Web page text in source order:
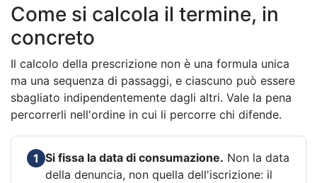
Come si calcola il termine, in
concreto
Il calcolo della prescrizione non è una formula unica
ma una sequenza di passaggi, e ciascuno può essere
sbagliato indipendentemente dagli altri. Vale la pena
percorrerli nell'ordine in cui li percorre chi difende.
1 Si fissa la data di consumazione. Non la data
della denuncia, non quella dell'iscrizione: il